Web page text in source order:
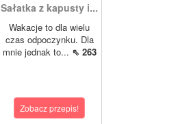
Sałatka z kapusty i...
Wakacje to dla wielu
czas odpoczynku. Dla
mnie jednak to... ⇖ 263
Zobacz przepis!